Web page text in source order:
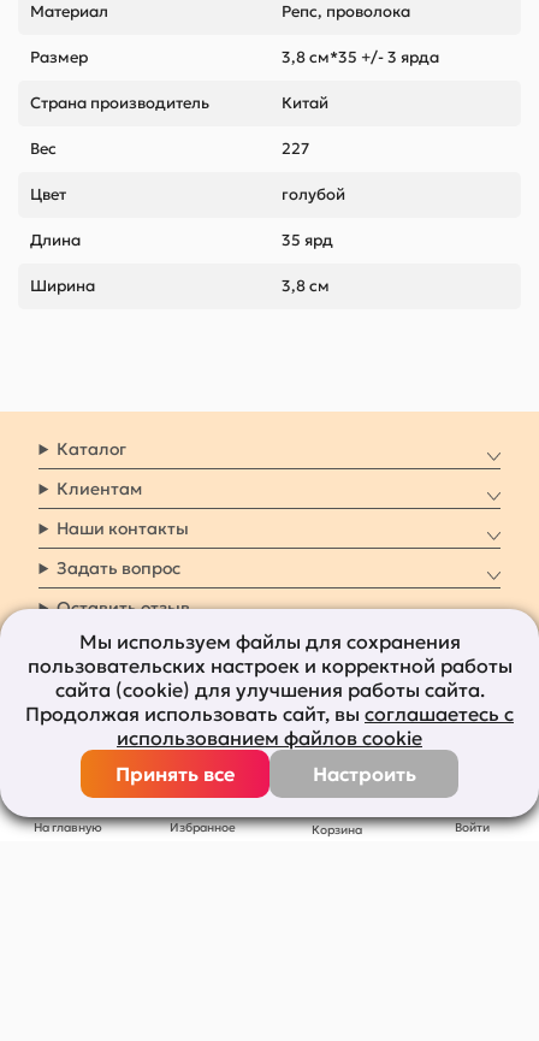
На главную Избранное Корзина Войти
Материал Репс, проволока
Размер 3,8 см*35 +/- 3 ярда
Страна производитель Китай
Вес 227
Цвет голубой
Длина 35 ярд
Ширина 3,8 см
Каталог
Клиентам
Наши контакты
Задать вопрос
Оставить отзыв
8 800 7009 161 Заказать звонок
Наши социальные
сети
Все права защищены © 2011-2026bolshepodarkov.ru
Мы используем файлы для сохранения
пользовательских настроек и корректной работы
сайта (cookie) для улучшения работы сайта.
Продолжая использовать сайт, вы соглашаетесь с
использованием файлов cookie
Принять все
Настроить